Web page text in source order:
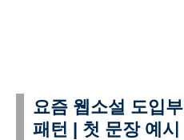
요즘 웹소설 도입
패턴 | 첫 문장 예